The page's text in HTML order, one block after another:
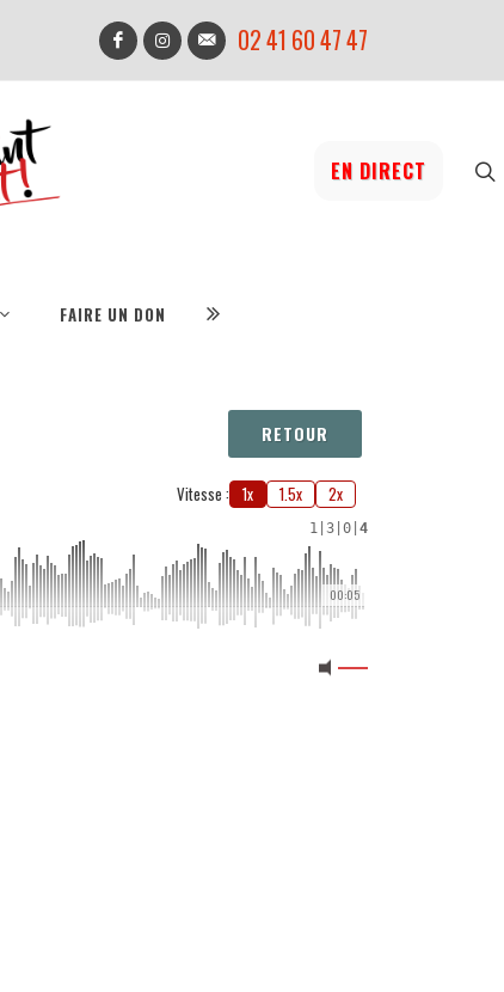
02 41 60 47 47
EN DIRECT
FAIRE UN DON
RETOUR
Vitesse : 1x 1.5x 2x
1 3 0 4
00:05